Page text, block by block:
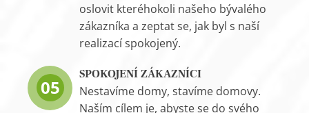
oslovit kteréhokoli našeho bývalého
zákazníka a zeptat se, jak byl s naší
realizací spokojený.
05
SPOKOJENÍ ZÁKAZNÍCI
Nestavíme domy, stavíme domovy.
Naším cílem je, abyste se do svého